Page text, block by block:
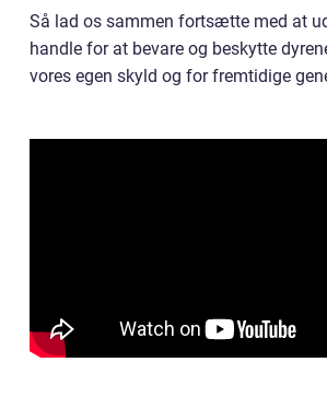
Så lad os sammen fortsætte med at
handle for at bevare og beskytte
vores egen skyld og for fremtidige